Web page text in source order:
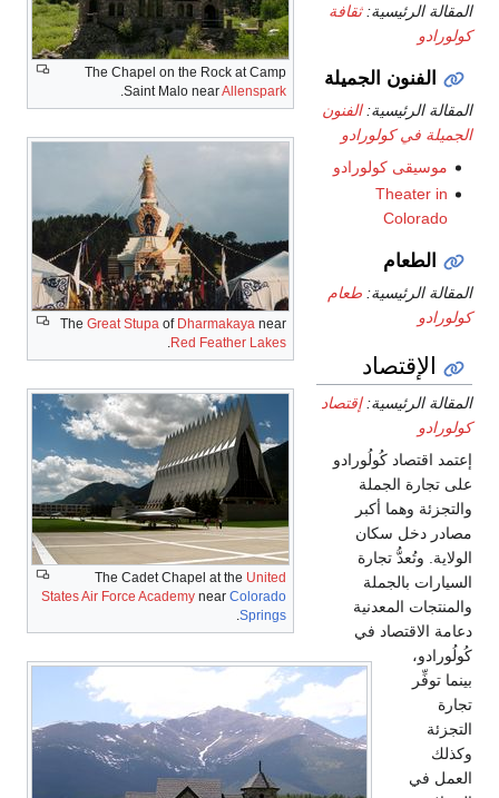
The Chapel on the Rock at Camp
Saint Malo nearAllenspark
TheGreat Stupa Dharmakayanear
The Cadet Chapel at the
United
States Air Force Academy
near
Colorado
Springs
.